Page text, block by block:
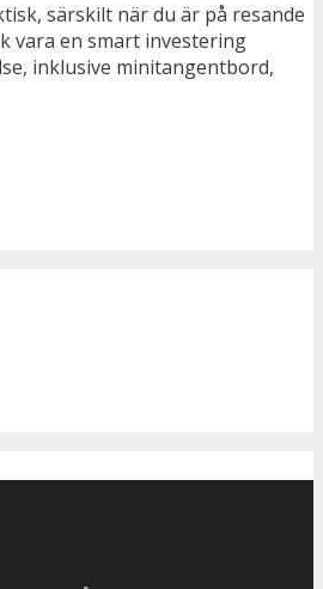
särskilt när du är på resande
vara en smart investering
inklusive minitangentbord,